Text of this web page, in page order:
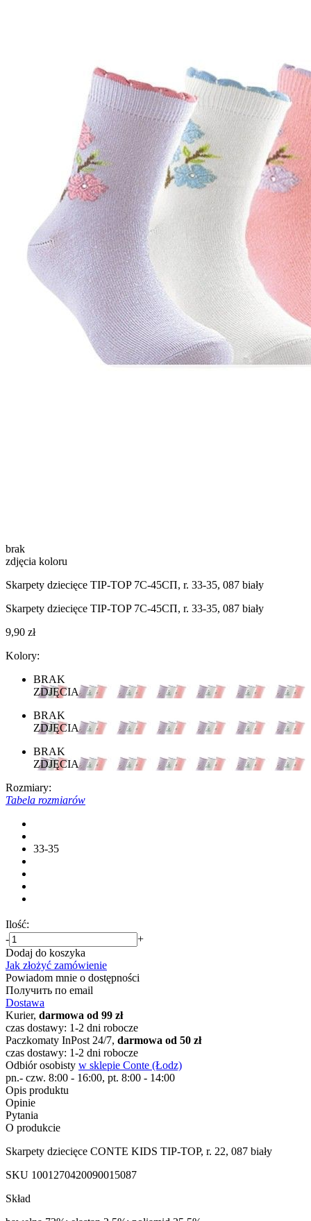
brak
zdjęcia koloru
Skarpety dziecięce TIP-TOP 7С-45СП, r. 33-35, 087 biały
Skarpety dziecięce TIP-TOP 7С-45СП, r. 33-35, 087 biały
9,90 zł
Kolory:
BRAK
ZDJĘCIA
BRAK
ZDJĘCIA
BRAK
ZDJĘCIA
Rozmiary:
Tabela rozmiarów
33-35
Ilość:
-
+
Dodaj do koszyka
Jak złożyć zamówienie
Powiadom mnie o dostępności
Получить по email
Dostawa
Kurier, darmowa od 99 zł
czas dostawy: 1-2 dni robocze
Paczkomaty InPost 24/7, darmowa od 50 zł
czas dostawy: 1-2 dni robocze
Odbiór osobisty w sklepie Conte (Łodz)
pn.- czw. 8:00 - 16:00, pt. 8:00 - 14:00
Opis produktu
Opinie
Pytania
O produkcie
Skarpety dziecięce CONTE KIDS TIP-TOP, r. 22, 087 biały
SKU 1001270420090015087
Skład